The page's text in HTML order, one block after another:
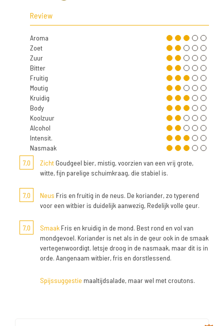
Review
Aroma
Zoet
Zuur
Bitter
Fruitig
Moutig
Kruidig
Body
Koolzuur
Alcohol
Intensit.
Nasmaak
7,0
Zicht Goudgeel bier, mistig, voorzien van een vrij grote,
witte, fijn parelige schuimkraag, die stabiel is.
7,0 Neus Fris en fruitig in de neus. De koriander, zo typerend
voor een witbier is duidelijk aanwezig, Redelijk volle geur.
7,0 Smaak Fris en kruidig in de mond. Best rond en vol van
mondgevoel. Koriander is net als in de geur ook in de smaak
vertegenwoordigt. Ietsje droog in de nasmaak, maar dit is in
orde. Aangenaam witbier, fris en dorstlessend.
Spijssuggestie maaltijdsalade, maar wel met croutons.